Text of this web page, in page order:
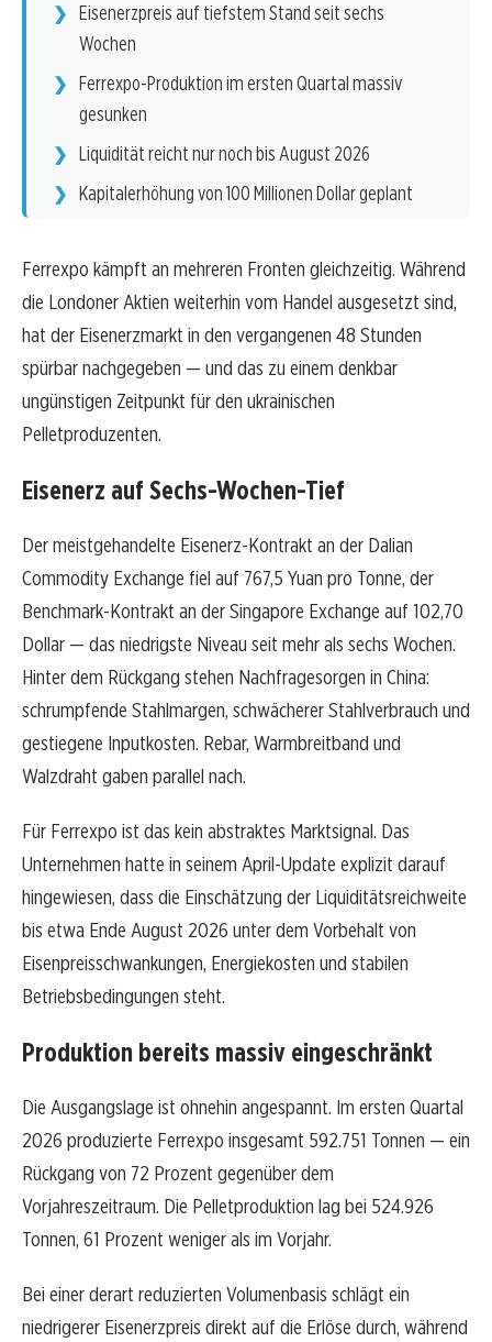
Eisenerzpreis auf tiefstem Stand seit sechs
Wochen
Ferrexpo-Produktion im ersten Quartal massiv
gesunken
Liquidität reicht nur noch bis August 2026
Kapitalerhöhung von 100 Millionen Dollar geplant
Ferrexpo kämpft an mehreren Fronten gleichzeitig. Während
die Londoner Aktien weiterhin vom Handel ausgesetzt sind,
hat der Eisenerzmarkt in den vergangenen 48 Stunden
spürbar nachgegeben — und das zu einem denkbar
ungünstigen Zeitpunkt für den ukrainischen
Pelletproduzenten.
Eisenerz auf Sechs-Wochen-Tief
Der meistgehandelte Eisenerz-Kontrakt an der Dalian
Commodity Exchange fiel auf 767,5 Yuan pro Tonne, der
Benchmark-Kontrakt an der Singapore Exchange auf 102,70
Dollar — das niedrigste Niveau seit mehr als sechs Wochen.
Hinter dem Rückgang stehen Nachfragesorgen in China:
schrumpfende Stahlmargen, schwächerer Stahlverbrauch und
gestiegene Inputkosten. Rebar, Warmbreitband und
Walzdraht gaben parallel nach.
Für Ferrexpo ist das kein abstraktes Marktsignal. Das
Unternehmen hatte in seinem April-Update explizit darauf
hingewiesen, dass die Einschätzung der Liquiditätsreichweite
bis etwa Ende August 2026 unter dem Vorbehalt von
Eisenpreisschwankungen, Energiekosten und stabilen
Betriebsbedingungen steht.
Produktion bereits massiv eingeschränkt
Die Ausgangslage ist ohnehin angespannt. Im ersten Quartal
2026 produzierte Ferrexpo insgesamt 592.751 Tonnen — ein
Rückgang von 72 Prozent gegenüber dem
Vorjahreszeitraum. Die Pelletproduktion lag bei 524.926
Tonnen, 61 Prozent weniger als im Vorjahr.
Bei einer derart reduzierten Volumenbasis schlägt ein
niedrigerer Eisenerzpreis direkt auf die Erlöse durch, während